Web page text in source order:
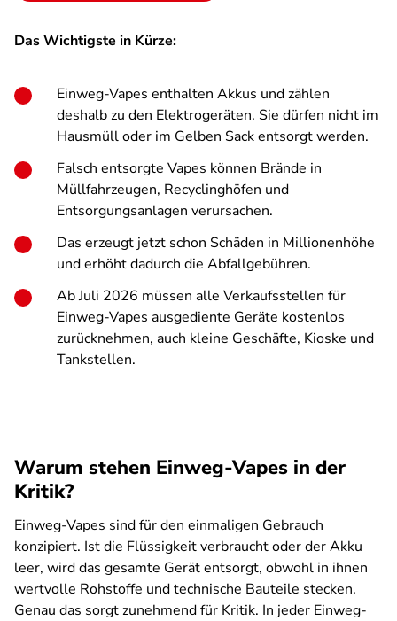
Das Wichtigste in Kürze:
Einweg-Vapes enthalten Akkus und zählen
deshalb zu den Elektrogeräten. Sie dürfen nicht im
Hausmüll oder im Gelben Sack entsorgt werden.
Falsch entsorgte Vapes können Brände in
Müllfahrzeugen, Recyclinghöfen und
Entsorgungsanlagen verursachen.
Das erzeugt jetzt schon Schäden in Millionenhöhe
und erhöht dadurch die Abfallgebühren.
Ab Juli 2026 müssen alle Verkaufsstellen für
Einweg-Vapes ausgediente Geräte kostenlos
zurücknehmen, auch kleine Geschäfte, Kioske und
Tankstellen.
Warum stehen Einweg-Vapes in der
Kritik?
Einweg-Vapes sind für den einmaligen Gebrauch
konzipiert. Ist die Flüssigkeit verbraucht oder der Akku
leer, wird das gesamte Gerät entsorgt, obwohl in ihnen
wertvolle Rohstoffe und technische Bauteile stecken.
Genau das sorgt zunehmend für Kritik. In jeder Einweg-